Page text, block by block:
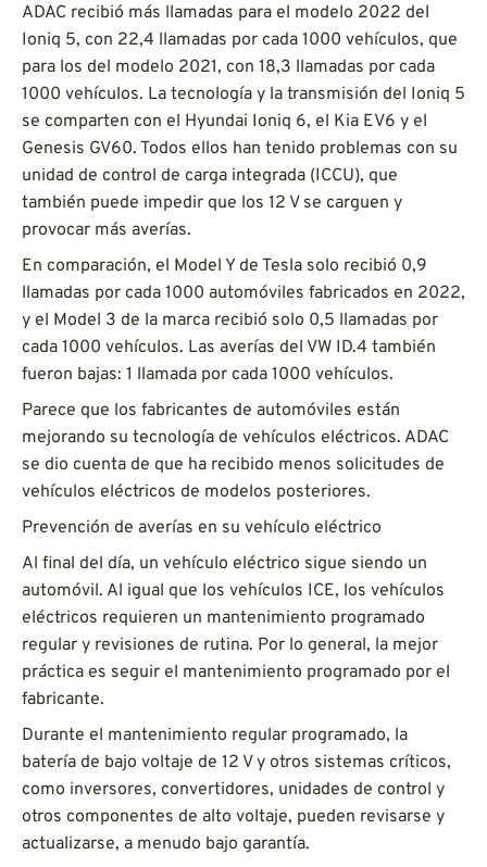
ADAC recibió más llamadas para el modelo 2022 del
Ioniq 5, con 22,4 llamadas por cada 1000 vehículos, que
para los del modelo 2021, con 18,3 llamadas por cada
1000 vehículos. La tecnología y la transmisión del Ioniq 5
se comparten con el Hyundai Ioniq 6, el Kia EV6 y el
Genesis GV60. Todos ellos han tenido problemas con su
unidad de control de carga integrada (ICCU), que
también puede impedir que los 12 V se carguen y
provocar más averías.
En comparación, el Model Y de Tesla solo recibió 0,9
llamadas por cada 1000 automóviles fabricados en 2022,
y el Model 3 de la marca recibió solo 0,5 llamadas por
cada 1000 vehículos. Las averías del VW ID.4 también
fueron bajas: 1 llamada por cada 1000 vehículos.
Parece que los fabricantes de automóviles están
mejorando su tecnología de vehículos eléctricos. ADAC
se dio cuenta de que ha recibido menos solicitudes de
vehículos eléctricos de modelos posteriores.
Prevención de averías en su vehículo eléctrico
Al final del día, un vehículo eléctrico sigue siendo un
automóvil. Al igual que los vehículos ICE, los vehículos
eléctricos requieren un mantenimiento programado
regular y revisiones de rutina. Por lo general, la mejor
práctica es seguir el mantenimiento programado por el
fabricante.
Durante el mantenimiento regular programado, la
batería de bajo voltaje de 12 V y otros sistemas críticos,
como inversores, convertidores, unidades de control y
otros componentes de alto voltaje, pueden revisarse y
actualizarse, a menudo bajo garantía.